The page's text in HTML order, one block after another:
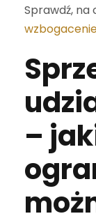
Sprawdź,
–